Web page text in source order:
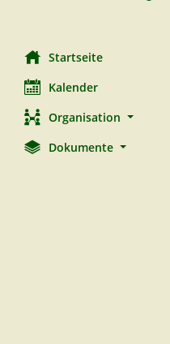
Startseite
Kalender
Organisation
Dokumente